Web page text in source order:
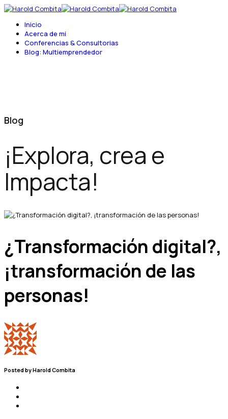
Inicio
Acerca de mi
Conferencias & Consultorias
Blog: Multiemprendedor
Blog
¡Explora, crea e
Impacta!
¿Transformación digital?,
¡transformación de las
personas!
Posted byHarold Combita